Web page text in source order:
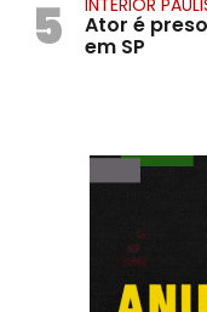
5 Ator é
em SP